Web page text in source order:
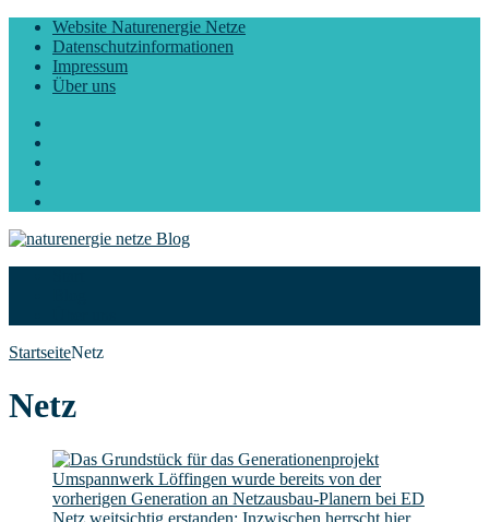
Website Naturenergie Netze
Datenschutzinformationen
Impressum
Über uns
StartseiteNetz
Netz